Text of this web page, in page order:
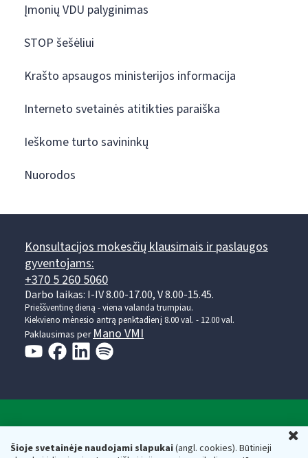
Šioje svetainėje naudojami slapukai(angl. cookies). Būtinieji
Įmonių VDU palyginimas
STOP šešėliui
Krašto apsaugos ministerijos informacija
Interneto svetainės atitikties paraiška
Ieškome turto savininkų
Nuorodos
Konsultacijos mokesčių klausimais ir paslaugos
gyventojams:
+370 5 260 5060
Darbo laikas: I-IV 8.00-17.00, V 8.00-15.45.
Prieššventinę dieną - viena valanda trumpiau.
Kiekvieno mėnesio antrą penktadienį 8.00 val. - 12.00 val.
Paklausimas per Mano VMI
Respublikos finansų ministerijos